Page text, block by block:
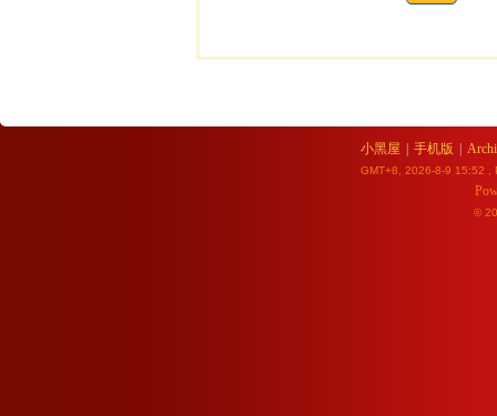
小黑屋 手机版
GMT+8, 2026-8-9 15:52 ,
©